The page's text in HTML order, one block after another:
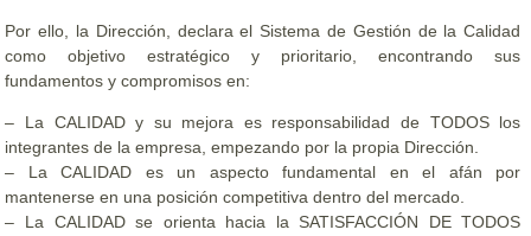
Por ello, la Dirección, declara el Sistema de Gestión de la Calidad
como objetivo estratégico y prioritario, encontrando sus
fundamentos y compromisos en:
– La CALIDAD y su mejora es responsabilidad de TODOS los
integrantes de la empresa, empezando por la propia Dirección.
– La CALIDAD es un aspecto fundamental en el afán por
mantenerse en una posición competitiva dentro del mercado.
– La CALIDAD se orienta hacia la SATISFACCIÓN DE TODOS